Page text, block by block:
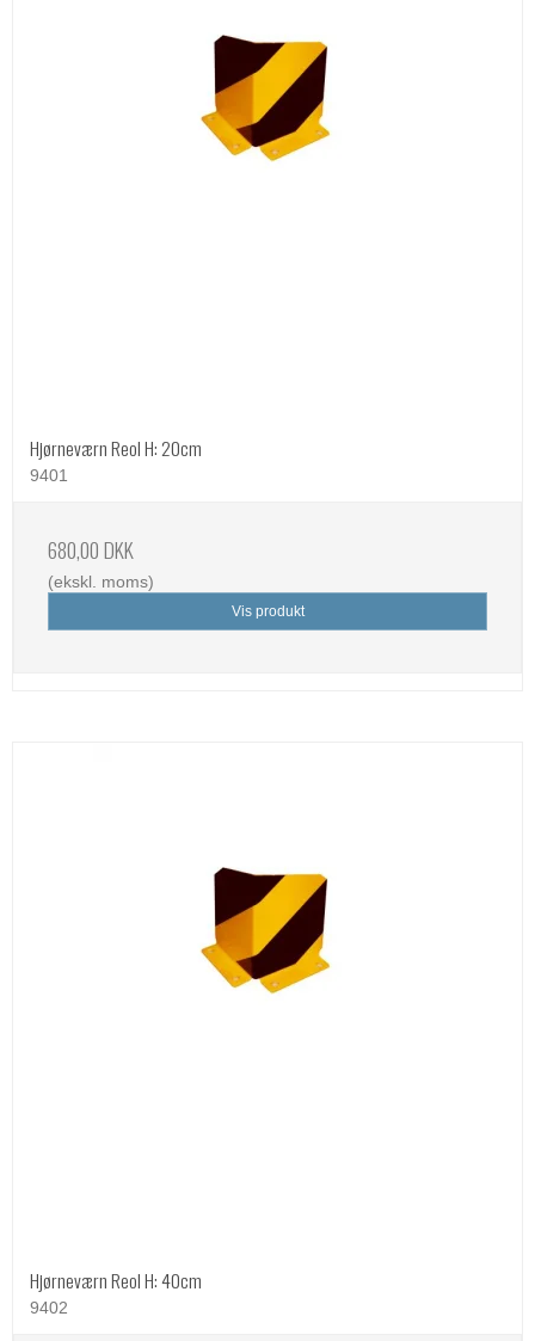
Hjørneværn Reol H: 20cm
9401
680,00 DKK
(ekskl. moms)
Vis produkt
Hjørneværn Reol H: 40cm
9402